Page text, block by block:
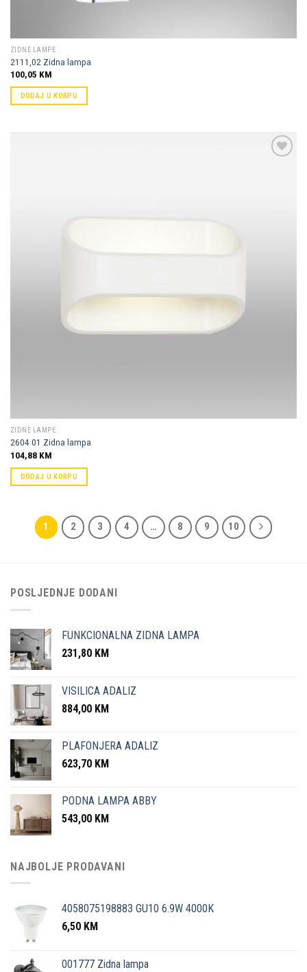
ZIDNE LAMPE
2111,02 Zidna lampa
100,05 KM
DODAJ U KORPU
ZIDNE LAMPE
2604 01 Zidna lampa
104,88 KM
DODAJ U KORPU
1 2 3 4 … 8 9 10
POSLJEDNJE DODANI
FUNKCIONALNA ZIDNA LAMPA
231,80 KM
VISILICA ADALIZ
884,00 KM
PLAFONJERA ADALIZ
623,70 KM
PODNA LAMPA ABBY
543,00 KM
NAJBOLJE PRODAVANI
4058075198883 GU10 6.9W 4000K
6,50 KM
001777 Zidna lampa